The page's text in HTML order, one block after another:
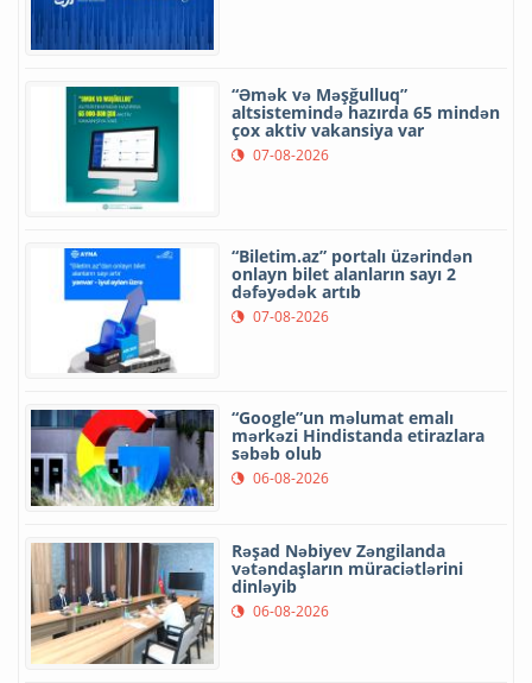
“Əmək və Məşğulluq”
altsistemində hazırda 65 mindən
çox aktiv vakansiya var
07-08-2026
“Biletim.az” portalı üzərindən
onlayn bilet alanların sayı 2
dəfəyədək artıb
07-08-2026
“Google”un məlumat emalı
mərkəzi Hindistanda etirazlara
səbəb olub
06-08-2026
Rəşad Nəbiyev Zəngilanda
vətəndaşların müraciətlərini
dinləyib
06-08-2026